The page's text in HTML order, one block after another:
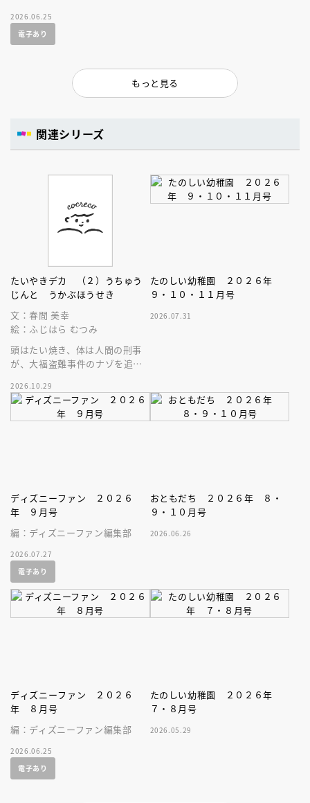
2026.06.25
電子あり
もっと見る
関連シリーズ
たいやきデカ （２）うちゅう
じんと うかぶほうせき
文：春間 美幸
絵：ふじはら むつみ
頭はたい焼き、体は人間の刑事
が、大福盗難事件のナゾを追
み物の新シリーズ第２巻目。
2026.10.29
たのしい幼稚園 ２０２６年
９・１０・１１月号
2026.07.31
ディズニーファン ２０２６
年 ９月号
編：ディズニーファン編集部
2026.07.27
電子あり
おともだち ２０２６年 ８・
９・１０月号
2026.06.26
ディズニーファン ２０２６
年 ８月号
編：ディズニーファン編集部
2026.06.25
電子あり
たのしい幼稚園 ２０２６年
７・８月号
2026.05.29